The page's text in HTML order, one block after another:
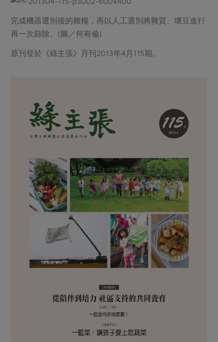
完成機器選別後的雜糧，再以人工選別將雜質、壞豆進行
再一次篩除。(圖／何有倫)
原刊登於《綠主張》月刊2013年4月115期。